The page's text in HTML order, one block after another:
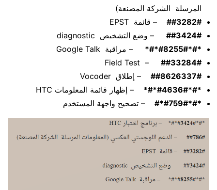
المرسلة الشركة المصنعة)
##3282# – قائمة EPST
##3424# – وضع التشخيص diagnostic
*#*#8255#*#*
– مراقبة Google Talk
##33284#
– Field Test
##8626337# – إطلاق Vocoder
*#*#4636#*#*
– إظهار قائمة المعلومات HTC
*#*#759#*#
– تصحيح واجهة المستخدم